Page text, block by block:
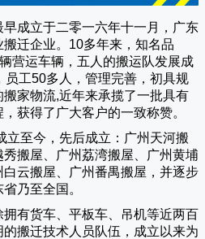
早成立于二零一六年十一月，广东
迁企业。10多年来，知名品
营运车辆，五人的搬运队发展成
员工50多人，管理完善，初具规
家物流,近年来承揽了一批具有
获得了广大客户的一致称赞。
立至今，先后成立：广州天河搬
搬屋、广州荔湾搬屋、广州黄埔
云搬屋、广州番禺搬屋，并逐步
乃至全国。
拥有货车、平板车、吊机等近两百
搬迁技术人员队伍，成立以来为